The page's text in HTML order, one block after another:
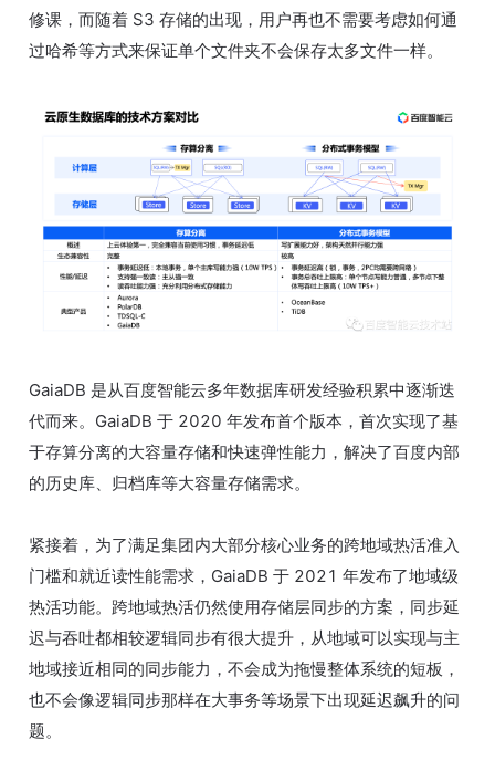
修课，而随着 S3 存储的出现，用户再也不需要考虑如何通
过哈希等方式来保证单个文件夹不会保存太多文件一样。
GaiaDB 是从百度智能云多年数据库研发经验积累中逐渐迭
代而来。GaiaDB 于 2020 年发布首个版本，首次实现了基
于存算分离的大容量存储和快速弹性能力，解决了百度内部
的历史库、归档库等大容量存储需求。
紧接着，为了满足集团内大部分核心业务的跨地域热活准入
门槛和就近读性能需求，GaiaDB 于 2021 年发布了地域级
热活功能。跨地域热活仍然使用存储层同步的方案，同步延
迟与吞吐都相较逻辑同步有很大提升，从地域可以实现与主
地域接近相同的同步能力，不会成为拖慢整体系统的短板，
也不会像逻辑同步那样在大事务等场景下出现延迟飙升的问
题。